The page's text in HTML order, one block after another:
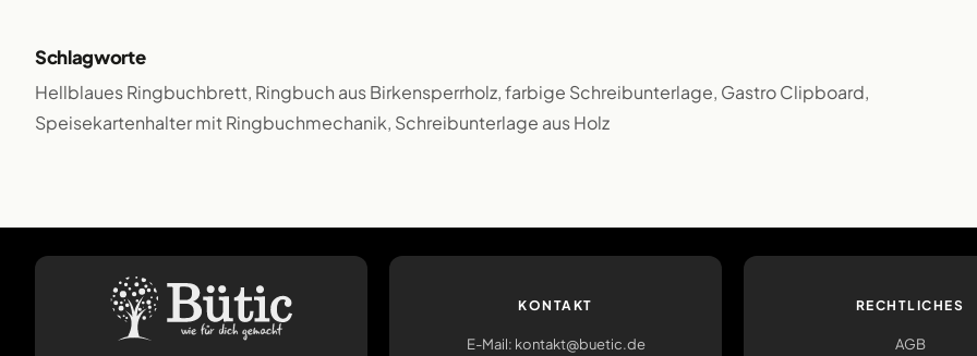
Schlagworte
Hellblaues Ringbuchbrett, Ringbuch aus Birkensperrholz, farbige Schreibunterlage, Gastro Clipboard,
Speisekartenhalter mit Ringbuchmechanik, Schreibunterlage aus Holz
KONTAKT
E-Mail: kontakt@buetic.de
RECHTLICHES
AGB